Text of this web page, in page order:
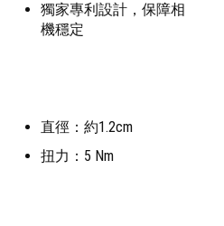
獨家專利設計，保障相
機穩定
直徑：約1.2cm
扭力：5 Nm